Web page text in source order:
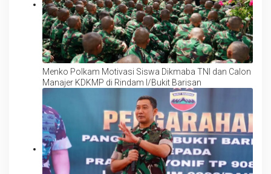
Menko Polkam Motivasi Siswa Dikmaba TNI dan Calon
Manajer KDKMP di Rindam I/Bukit Barisan